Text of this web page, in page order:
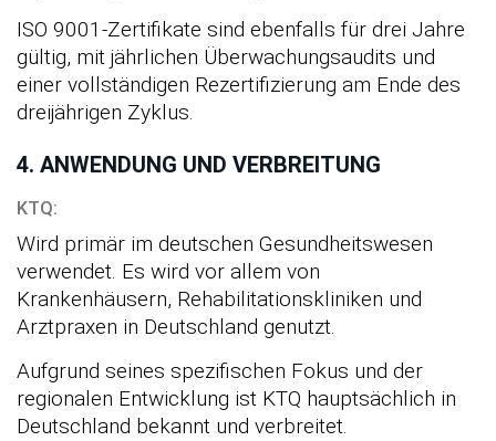
ISO 9001-Zertifikate sind ebenfalls für drei Jahre
gültig, mit jährlichen Überwachungsaudits und
einer vollständigen Rezertifizierung am Ende des
dreijährigen Zyklus.
4. ANWENDUNG UND VERBREITUNG
KTQ:
Wird primär im deutschen Gesundheitswesen
verwendet. Es wird vor allem von
Krankenhäusern, Rehabilitationskliniken und
Arztpraxen in Deutschland genutzt.
Aufgrund seines spezifischen Fokus und der
regionalen Entwicklung ist KTQ hauptsächlich in
Deutschland bekannt und verbreitet.